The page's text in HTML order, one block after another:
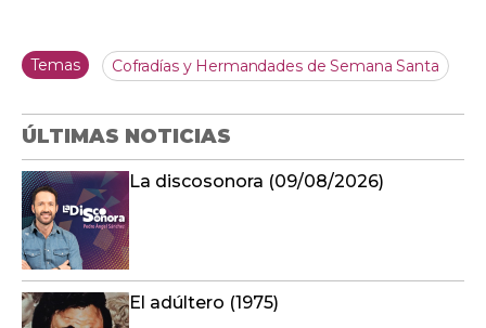
Temas Cofradías y Hermandades de Semana Santa
ÚLTIMAS NOTICIAS
La discosonora (09/08/2026)
El adúltero (1975)